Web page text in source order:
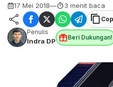
17 Mei 2018— 3 menit baca
Penulis
Indra DP Beri Dukungan!